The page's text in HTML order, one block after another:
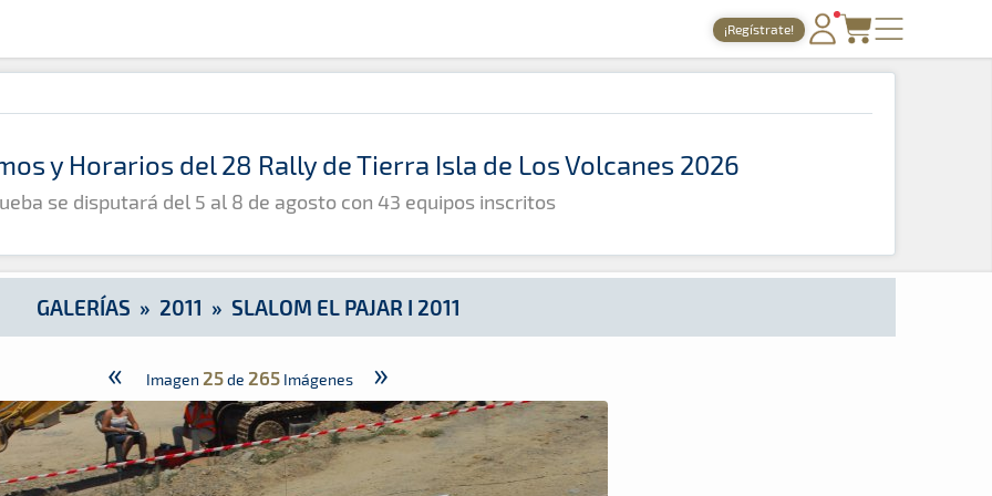
¡Regístrate!
PORTADA
TIEMPOS ONLINE
GALERÍAS
ARCHIVO
y Horarios del 28 Rally de Tierra Isla de Los Volcanes 2026
se disputará del 5 al 8 de agosto con 43 equipos inscritos
GALERÍAS » 2011 » SLALOM EL PAJAR I 2011
« Imagen 25de 265 Imágenes »